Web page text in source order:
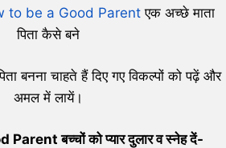
to be a Good Parentएक अच्छे माता
पिता कैसे बने
बनना चाहते हैं दिए गए विकल्पों को पढ़ें और
अमल में लायें।
बच्चों को प्यार दुलार व स्नेह दें-